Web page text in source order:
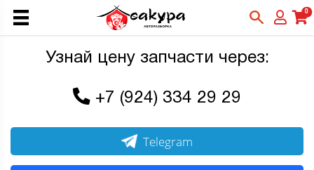
0
Узнай цену запчасти через:
+7 (924) 334 29 29
Telegram